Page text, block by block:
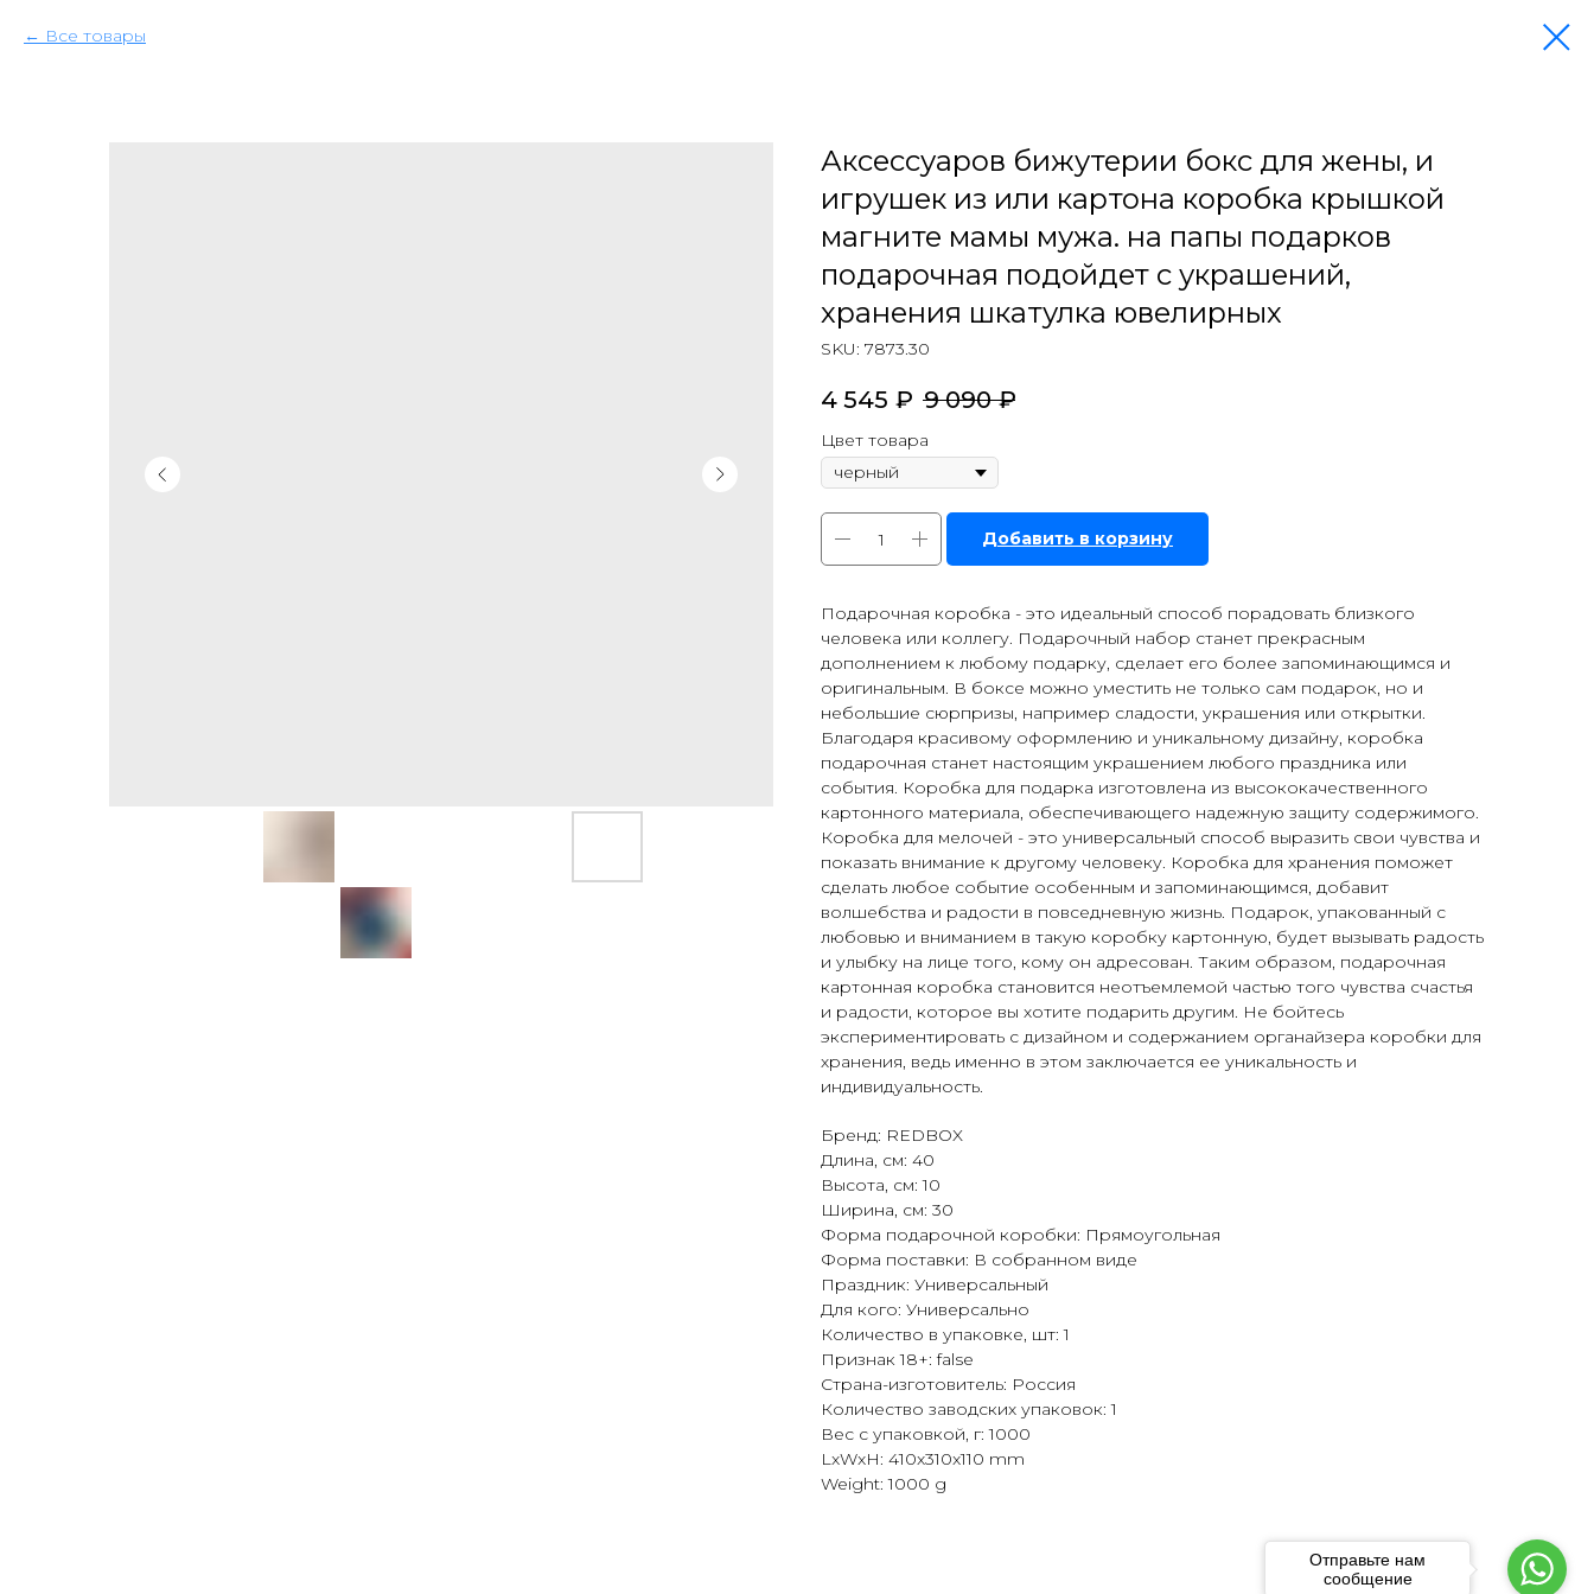
Все товары
Аксессуаров бижутерии бокс для жены, и
игрушек из или картона коробка крышкой
магните мамы мужа. на папы подарков
подарочная подойдет с украшений,
хранения шкатулка ювелирных
SKU: 7873.30
4 545 ₽ 9 090 ₽
Цвет товара
Добавить в корзину
Подарочная коробка - это идеальный способ порадовать близкого
человека или коллегу. Подарочный набор станет прекрасным
дополнением к любому подарку, сделает его более запоминающимся и
оригинальным. В боксе можно уместить не только сам подарок, но и
небольшие сюрпризы, например сладости, украшения или открытки.
Благодаря красивому оформлению и уникальному дизайну, коробка
подарочная станет настоящим украшением любого праздника или
события. Коробка для подарка изготовлена из высококачественного
картонного материала, обеспечивающего надежную защиту содержимого.
Коробка для мелочей - это универсальный способ выразить свои чувства и
показать внимание к другому человеку. Коробка для хранения поможет
сделать любое событие особенным и запоминающимся, добавит
волшебства и радости в повседневную жизнь. Подарок, упакованный с
любовью и вниманием в такую коробку картонную, будет вызывать радость
и улыбку на лице того, кому он адресован. Таким образом, подарочная
картонная коробка становится неотъемлемой частью того чувства счастья
и радости, которое вы хотите подарить другим. Не бойтесь
экспериментировать с дизайном и содержанием органайзера коробки для
хранения, ведь именно в этом заключается ее уникальность и
индивидуальность.
Бренд: REDBOX
Длина, см: 40
Высота, см: 10
Ширина, см: 30
Форма подарочной коробки: Прямоугольная
Форма поставки: В собранном виде
Праздник: Универсальный
Для кого: Универсально
Количество в упаковке, шт: 1
Признак 18+: false
Страна-изготовитель: Россия
Количество заводских упаковок: 1
Вес с упаковкой, г: 1000
LxWxH: 410x310x110 mm
Weight: 1000 g
Отправьте нам
сообщение